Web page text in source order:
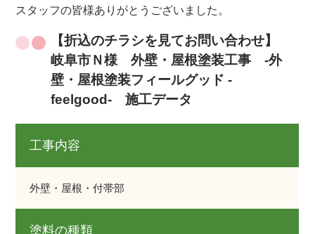
スタッフの皆様ありがとうございました。
【折込のチラシを見てお問い合わせ】
岐阜市Ｎ様 外壁・屋根塗装工事 -外
壁・屋根塗装フィールグッド -
feelgood- 施工データ
工事内容
外壁・屋根・付帯部
塗料の種類